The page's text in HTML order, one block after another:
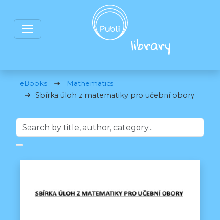
eBooks
Mathematics
Sbírka úloh z matematiky pro učební obory